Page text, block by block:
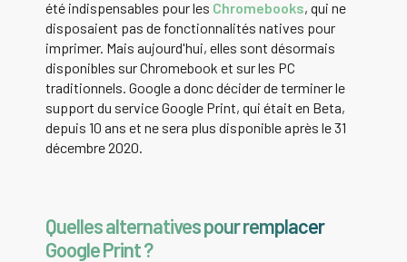
été indispensables pour les Chromebooks, qui ne
disposaient pas de fonctionnalités natives pour
imprimer. Mais aujourd'hui, elles sont désormais
disponibles sur Chromebook et sur les PC
traditionnels. Google a donc décider de terminer le
support du service Google Print, qui était en Beta,
depuis 10 ans et ne sera plus disponibleaprès le 31
décembre 2020.
Quelles alternatives pour remplacer
Google Print ?